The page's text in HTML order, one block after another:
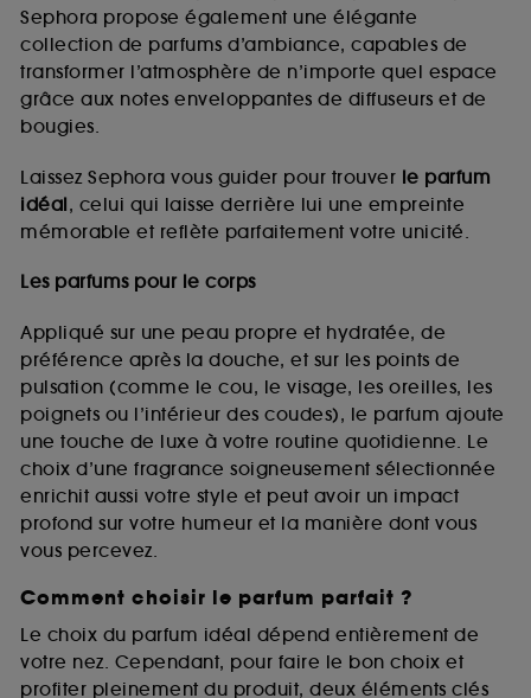
Sephora propose également une élégante
collection de parfums d’ambiance, capables de
transformer l’atmosphère de n’importe quel espace
grâce aux notes enveloppantes de diffuseurs et de
bougies.
Laissez Sephora vous guider pour trouver le parfum
idéal, celui qui laisse derrière lui une empreinte
mémorable et reflète parfaitement votre unicité.
Les parfums pour le corps
Appliqué sur une peau propre et hydratée, de
préférence après la douche, et sur les points de
pulsation (comme le cou, le visage, les oreilles, les
poignets ou l’intérieur des coudes), le parfum ajoute
une touche de luxe à votre routine quotidienne. Le
choix d’une fragrance soigneusement sélectionnée
enrichit aussi votre style et peut avoir un impact
profond sur votre humeur et la manière dont vous
vous percevez.
Comment choisir le parfum parfait ?
Le choix du parfum idéal dépend entièrement de
votre nez. Cependant, pour faire le bon choix et
profiter pleinement du produit, deux éléments clés
de vous plaire via des publicités, y compris sur des
sites tiers et sur les réseaux sociaux, sur la base
des pages que vous avez consultées, de votre
navigation, et de l'historique de vos interactions.
d’en améliorer la performance.
Cookies de sécurisation des paiements en ligne :
fraudes aux moyens de paiement et les
usurpations d’identité.
Cookies fonctionnels :il s’agit de cookies
permettant l’affichage et/ou la fourniture de
certaines fonctionnalités du site, tel que les
cookies d’authentification qui sont utilisés afin de
vous faire bénéficier de l’authentification
prolongée vous permettant d’accéder à votre
compte lors de votre prochaine visite sur le site
sans saisir à nouveau votre identifiant et mot de
passe.
A l'exception des cookies techniques, le dépôt et la
lecture de ces traceurs requiert votre accord. Vous
pouvez personnaliser vos choix concernant le dépôt
de ces cookies grâce au bouton "personnaliser mes